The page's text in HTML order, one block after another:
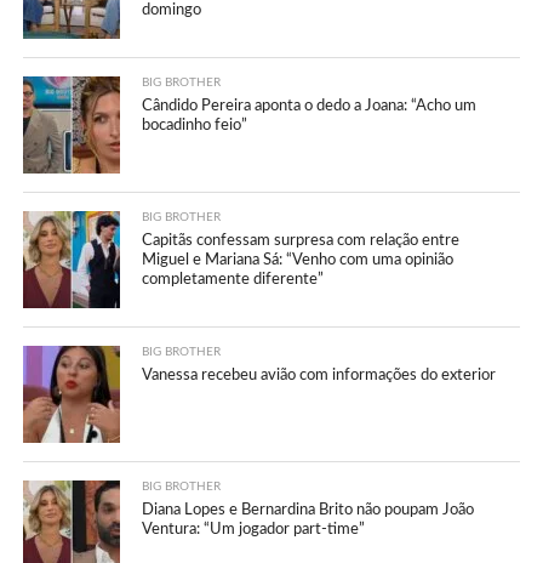
domingo
BIG BROTHER
Cândido Pereira aponta o dedo a Joana: “Acho um
bocadinho feio”
BIG BROTHER
Capitãs confessam surpresa com relação entre
Miguel e Mariana Sá: “Venho com uma opinião
completamente diferente”
BIG BROTHER
Vanessa recebeu avião com informações do exterior
BIG BROTHER
Diana Lopes e Bernardina Brito não poupam João
Ventura: “Um jogador part-time”